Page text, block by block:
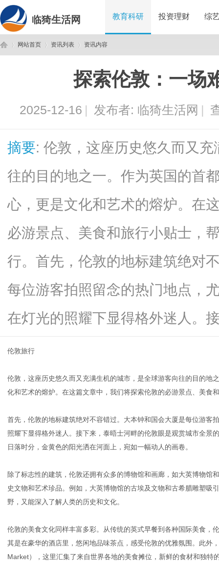
临猗生活网 教育科研 投资理财 综
网站首页 资讯列表
›
资讯内容
探索伦敦：一场
2025-12-16 | 发布者: 临猗生活网 |
摘要: 伦敦，这座历史悠久而又
往的目的地之一。作为英国的首
心，更是文化和艺术的熔炉。在
必游景点、美食和旅行小贴士，
行。首先，伦敦的地标建筑绝对
每位游客拍照留念的热门地点，
在灯光的照耀下显得格外迷人。
伦敦旅行
伦敦，这座历史悠久而又充满生机的城市，是全球游客向往的目的地
化和艺术的熔炉。在这篇文章中，我们将探索伦敦的必游景点、美食
首先，伦敦的地标建筑绝对不容错过。大本钟和国会大厦是每位游客
照耀下显得格外迷人。接下来，泰晤士河畔的伦敦眼是观赏城市全景
日落时分，金黄色的阳光洒在河面上，宛如一幅动人的画卷。
除了标志性的建筑，伦敦还拥有众多的博物馆和画廊，如大英博物馆
史文物和艺术珍品。例如，大英博物馆的古埃及文物和古希腊雕塑吸
野，又能深入了解人类的历史和文化。
伦敦的美食文化同样丰富多彩。从传统的英式早餐到各种国际美食，
其是在豪华的酒店里，悠闲地品味茶点，感受伦敦的优雅氛围。此外
Market），这里汇集了来自世界各地的美食摊位，新鲜的食材和独特